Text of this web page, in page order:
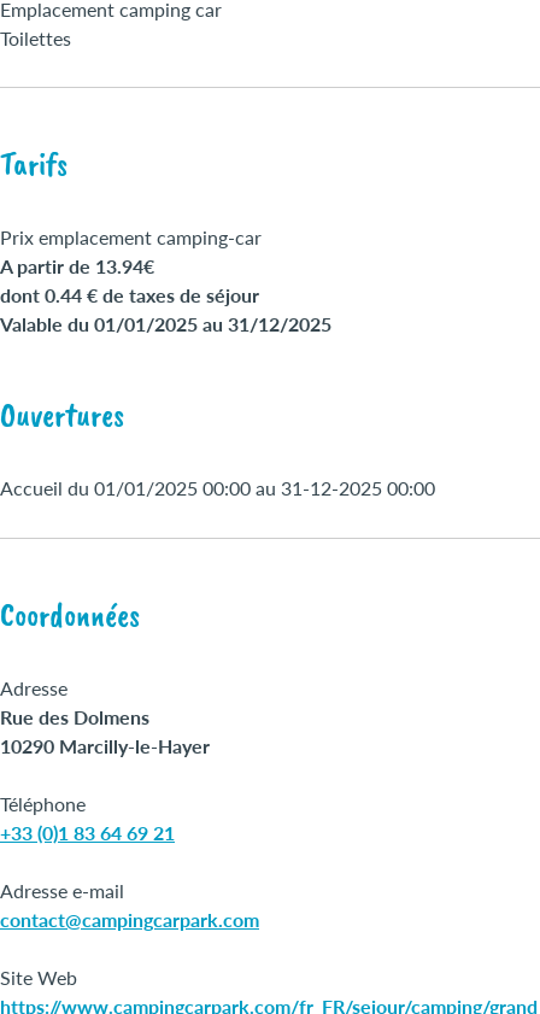
Emplacement camping car
Toilettes
Tarifs
Prix emplacement camping-car
A partir de 13.94€
dont 0.44 € de taxes de séjour
Valable du 01/01/2025 au 31/12/2025
Ouvertures
Accueil du 01/01/2025 00:00 au 31-12-2025 00:00
Coordonnées
Adresse
Rue des Dolmens
10290 Marcilly-le-Hayer
Téléphone
+33 (0)1 83 64 69 21
Adresse e-mail
contact@campingcarpark.com
Site Web
https://www.campingcarpark.com/fr_FR/sejour/camping/grand